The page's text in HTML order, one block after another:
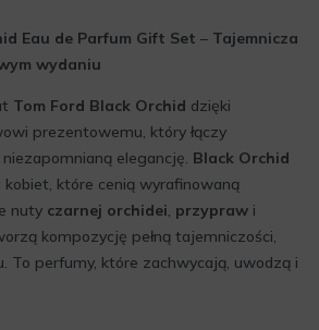
Eau de Parfum Gift Set – Tajemnicza
wydaniu
Tom Ford Black Orchid dzięki
prezentowemu, który łączy
elegancję. Black Orchid
które cenią wyrafinowaną
nuty czarnej orchidei, przypraw i
kompozycję pełną tajemniczości,
To perfumy, które zachwycają, uwodzą i